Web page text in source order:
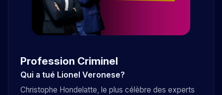
Profession Criminel
Qui a tué Lionel Veronese?
Christophe Hondelatte, le plus célèbre des experts